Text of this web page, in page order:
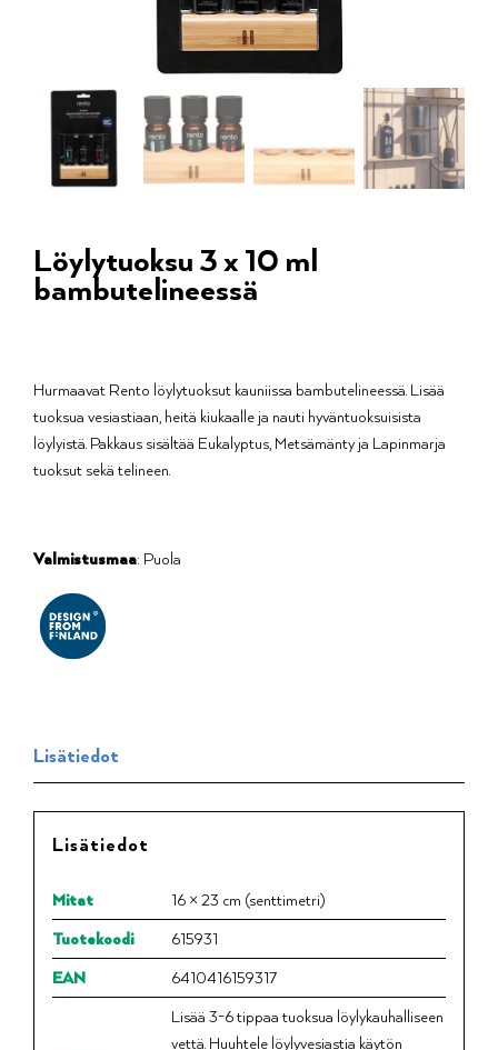
Löylytuoksu 3 x 10 ml
bambutelineessä
Hurmaavat Rento löylytuoksut kauniissa bambutelineessä. Lisää
tuoksua vesiastiaan, heitä kiukaalle ja nauti hyväntuoksuisista
löylyistä. Pakkaus sisältää Eukalyptus, Metsämänty ja Lapinmarja
tuoksut sekä telineen.
Valmistusmaa: Puola
Lisätiedot
Lisätiedot
Mitat
16 × 23 cm (senttimetri)
Tuotekoodi
615931
EAN
6410416159317
Lisää 3-6 tippaa tuoksua löylykauhalliseen
vettä. Huuhtele löylyvesiastia käytön